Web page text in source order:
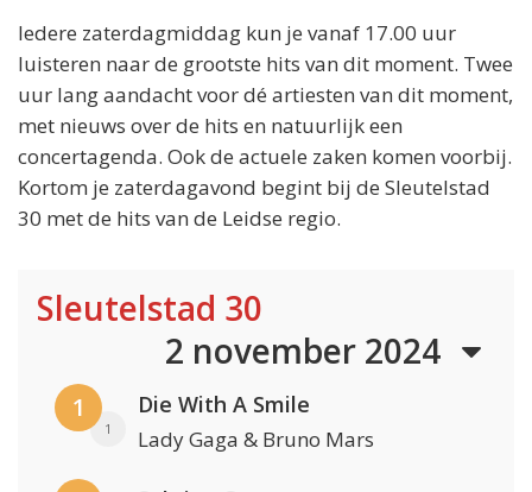
Iedere zaterdagmiddag kun je vanaf 17.00 uur
luisteren naar de grootste hits van dit moment. Twee
uur lang aandacht voor dé artiesten van dit moment,
met nieuws over de hits en natuurlijk een
concertagenda. Ook de actuele zaken komen voorbij.
Kortom je zaterdagavond begint bij de Sleutelstad
30 met de hits van de Leidse regio.
Sleutelstad 30
2 november 2024
1
1
Die With A Smile
Lady Gaga & Bruno Mars